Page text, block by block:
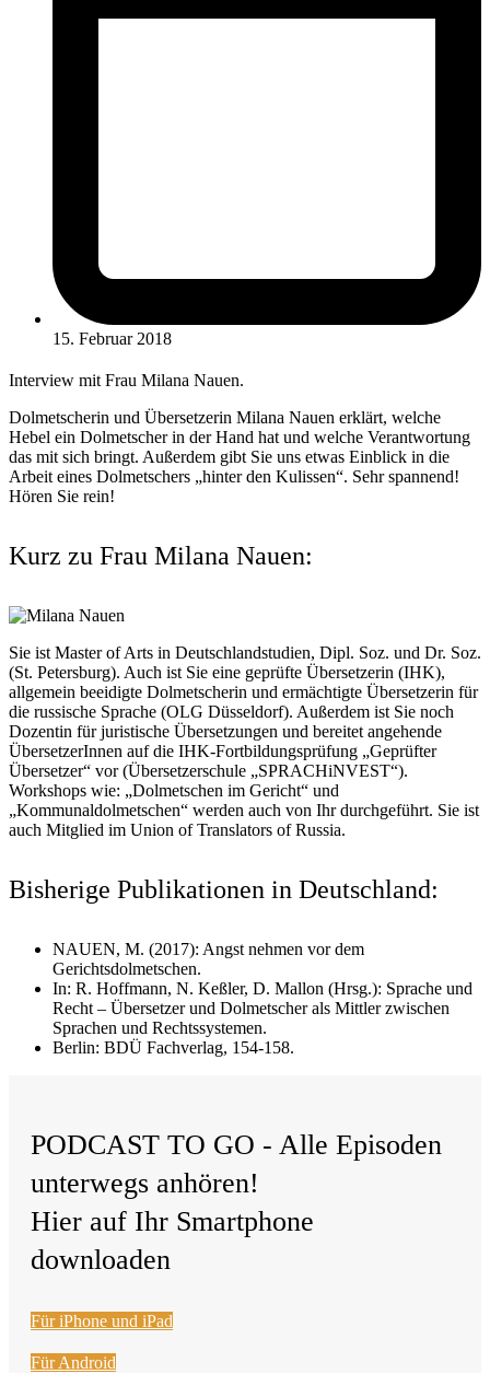
15. Februar 2018
Interview mit Frau Milana Nauen.
Dolmetscherin und Übersetzerin Milana Nauen erklärt, welche
Hebel ein Dolmetscher in der Hand hat und welche Verantwortung
das mit sich bringt. Außerdem gibt Sie uns etwas Einblick in die
Arbeit eines Dolmetschers „hinter den Kulissen“. Sehr spannend!
Hören Sie rein!
Kurz zu Frau Milana Nauen:
Sie ist Master of Arts in Deutschlandstudien, Dipl. Soz. und Dr. Soz.
(St. Petersburg). Auch ist Sie eine geprüfte Übersetzerin (IHK),
allgemein beeidigte Dolmetscherin und ermächtigte Übersetzerin für
die russische Sprache (OLG Düsseldorf). Außerdem ist Sie noch
Dozentin für juristische Übersetzungen und bereitet angehende
ÜbersetzerInnen auf die IHK-Fortbildungsprüfung „Geprüfter
Übersetzer“ vor (Übersetzerschule „SPRACHiNVEST“).
Workshops wie: „Dolmetschen im Gericht“ und
„Kommunaldolmetschen“ werden auch von Ihr durchgeführt. Sie ist
auch Mitglied im Union of Translators of Russia.
Bisherige Publikationen in Deutschland:
NAUEN, M. (2017): Angst nehmen vor dem
Gerichtsdolmetschen.
In: R. Hoffmann, N. Keßler, D. Mallon (Hrsg.): Sprache und
Recht – Übersetzer und Dolmetscher als Mittler zwischen
Sprachen und Rechtssystemen.
Berlin: BDÜ Fachverlag, 154-158.
PODCAST TO GO - Alle Episoden
unterwegs anhören!
Hier auf Ihr Smartphone
downloaden
Für iPhone und iPad
Für Android